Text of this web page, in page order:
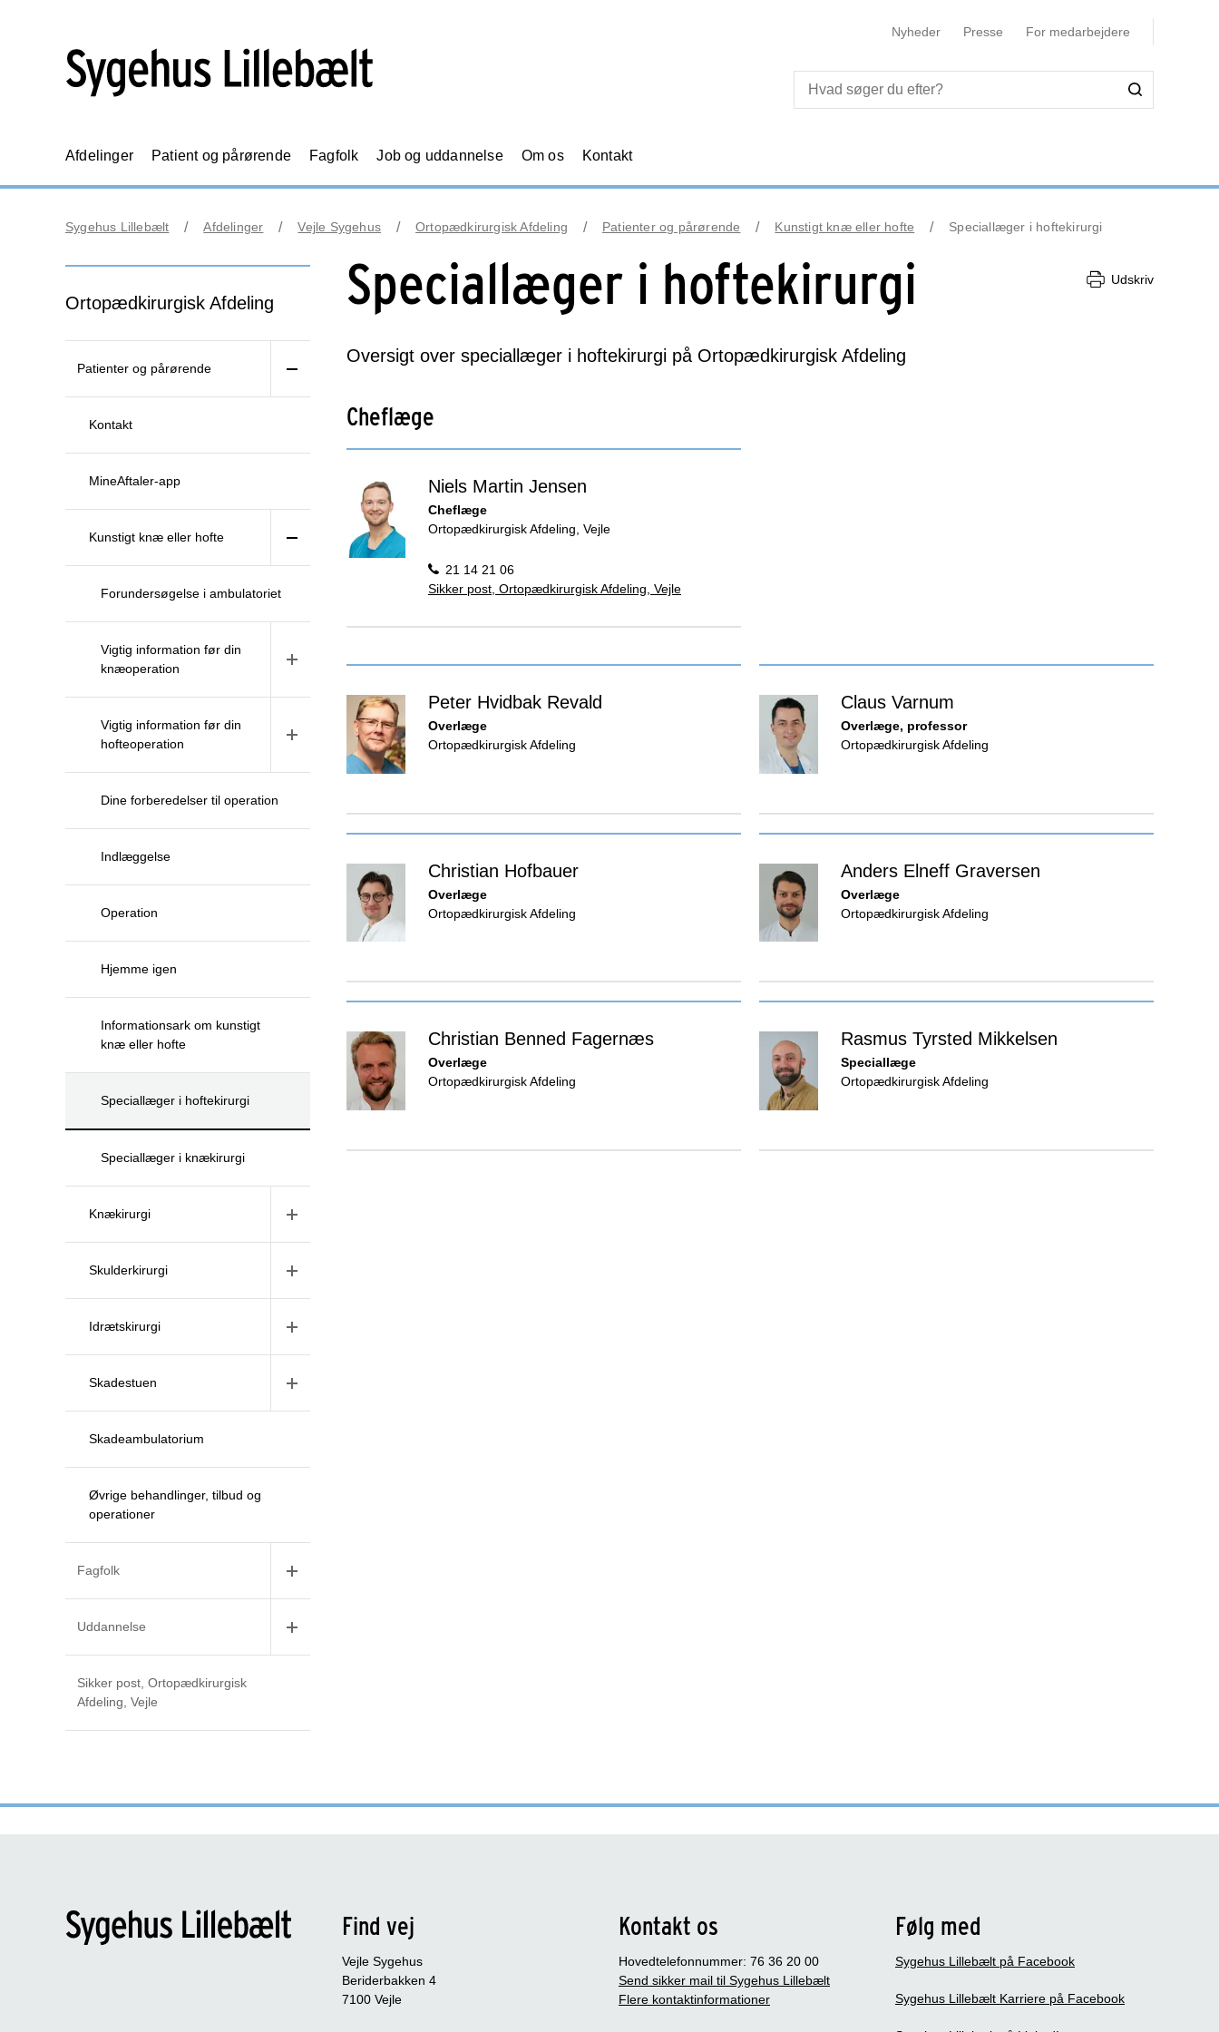
Nyheder Presse For medarbejdere
Afdelinger Patient og pårørende Fagfolk Job og uddannelse Om os Kontakt
Sygehus Lillebælt Afdelinger Vejle Sygehus Ortopædkirurgisk Afdeling Patienter og pårørende Kunstigt knæ eller hofte Speciallæger i hoftekirurgi
Ortopædkirurgisk Afdeling
Patienter og pårørende
Kontakt
MineAftaler-app
Kunstigt knæ eller hofte
Forundersøgelse i ambulatoriet
Vigtig information før din
knæoperation
Vigtig information før din
hofteoperation
Dine forberedelser til operation
Indlæggelse
Operation
Hjemme igen
Informationsark om kunstigt
knæ eller hofte
Speciallæger i hoftekirurgi
Speciallæger i knækirurgi
Knækirurgi
Skulderkirurgi
Idrætskirurgi
Skadestuen
Skadeambulatorium
Øvrige behandlinger, tilbud og
operationer
Fagfolk
Uddannelse
Sikker post, Ortopædkirurgisk
Afdeling, Vejle
Speciallæger i hoftekirurgi Udskriv
Oversigt over speciallæger i hoftekirurgi på Ortopædkirurgisk Afdeling
Cheflæge
Niels Martin Jensen
Cheflæge
Ortopædkirurgisk Afdeling, Vejle
21 14 21 06
Sikker post, Ortopædkirurgisk Afdeling, Vejle
Peter Hvidbak Revald
Overlæge
Ortopædkirurgisk Afdeling
Claus Varnum
Overlæge, professor
Ortopædkirurgisk Afdeling
Christian Hofbauer
Overlæge
Ortopædkirurgisk Afdeling
Anders Elneff Graversen
Overlæge
Ortopædkirurgisk Afdeling
Christian Benned Fagernæs
Overlæge
Ortopædkirurgisk Afdeling
Rasmus Tyrsted Mikkelsen
Speciallæge
Ortopædkirurgisk Afdeling
Find vej
Vejle Sygehus
Beriderbakken 4
7100 Vejle
Kontakt os
Hovedtelefonnummer: 76 36 20 00
Send sikker mail til Sygehus Lillebælt
Flere kontaktinformationer
Følg med
Sygehus Lillebælt på Facebook
Sygehus Lillebælt Karriere på Facebook